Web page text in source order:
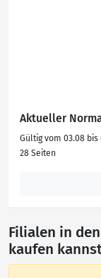
Aktueller
Gültig vom 03.08 bis
28 Seiten
Filialen in
kaufen